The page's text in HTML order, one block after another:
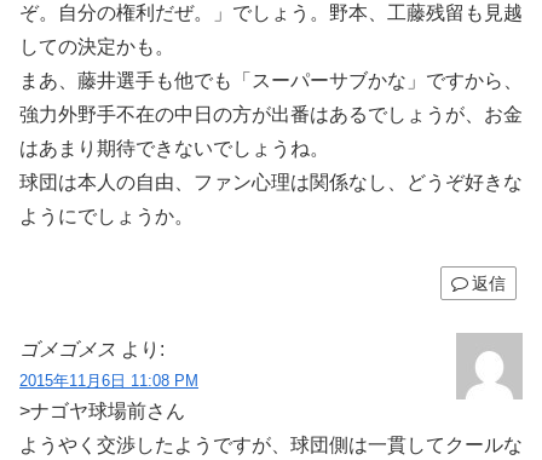
ぞ。自分の権利だぜ。」でしょう。野本、工藤残留も見越
しての決定かも。
まあ、藤井選手も他でも「スーパーサブかな」ですから、
強力外野手不在の中日の方が出番はあるでしょうが、お金
はあまり期待できないでしょうね。
球団は本人の自由、ファン心理は関係なし、どうぞ好きな
ようにでしょうか。
返信
ゴメゴメス より:
2015年11月6日 11:08 PM
>ナゴヤ球場前さん
ようやく交渉したようですが、球団側は一貫してクールな